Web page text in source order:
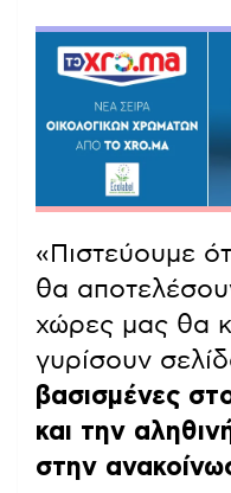
«Πιστεύουμε
θα
χώρες μας θα
γυρίσουν
βασισμένες
και την
στην